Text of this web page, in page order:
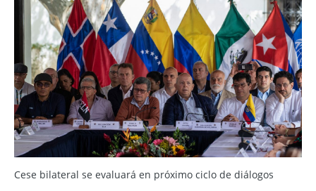
Cese bilateral se evaluará en próximo ciclo de diálogos